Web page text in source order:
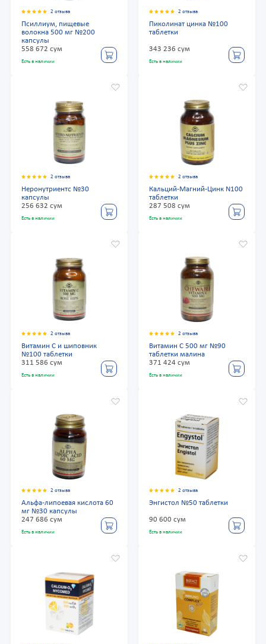
2 отзыва
Псиллиум, пищевые
волокна 500 мг №200
капсулы
558 672 сум
Есть в наличии
2 отзыва
Пиколинат цинка №100
таблетки
343 236 сум
Есть в наличии
2 отзыва
Неронутриентс №30
капсулы
256 632 сум
Есть в наличии
2 отзыва
Кальций-Магний-Цинк N100
таблетки
287 508 сум
Есть в наличии
2 отзыва
Витамин С и шиповник
№100 таблетки
311 586 сум
Есть в наличии
2 отзыва
Витамин С 500 мг №90
таблетки малина
371 424 сум
Есть в наличии
2 отзыва
Альфа-липоевая кислота 60
мг №30 капсулы
247 686 сум
Есть в наличии
2 отзыва
Энгистол №50 таблетки
90 600 сум
Есть в наличии